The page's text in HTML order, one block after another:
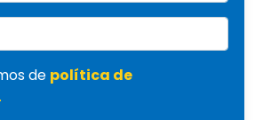
de política de
.